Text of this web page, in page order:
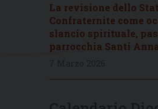
La revisione dello
Confraternite come
slancio spirituale,
parrocchia Santi